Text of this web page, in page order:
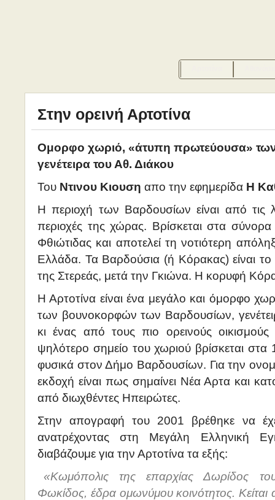
Στην ορεινή Αρτοτίνα
Ομορφο χωριό, «άτυπη πρωτεύουσα»
γενέτειρα του Αθ. Διάκου
Του Ντινου Κιουση απο την εφημερίδα Η
Η περιοχή των Βαρδουσίων είναι από τις
περιοχές της χώρας. Βρίσκεται στα
Φθιώτιδας και αποτελεί τη νοτιότερη
Ελλάδα. Τα Βαρδούσια (ή Κόρακας) είναι
της Στερεάς, μετά την Γκιώνα. Η κορυφή
Η Αρτοτίνα είναι ένα μεγάλο και όμορφο
των βουνοκορφών των Βαρδουσίων,
κι ένας από τους πιο ορεινούς
ψηλότερο σημείο του χωριού βρίσκεται στα
φυσικά στον Δήμο Βαρδουσίων. Για την
εκδοχή είναι πως σημαίνει Νέα Αρτα και
από διωχθέντες Ηπειρώτες.
Στην απογραφή του 2001 βρέθηκε να
ανατρέχοντας στη Μεγάλη Ελληνική
διαβάζουμε για την Αρτοτίνα τα εξής:
«Κωμόπολις της επαρχίας Δωρίδος
Φωκίδος, έδρα ομωνύμου κοινότητος. Κείται